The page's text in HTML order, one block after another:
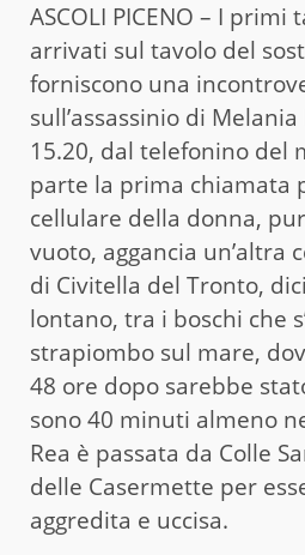
ASCOLI PICENO – I
arrivati sul tavolo del
forniscono una
sull’assassinio di
15.20, dal telefonino del
parte la prima chiamata
cellulare della donna,
vuoto, aggancia un’altra
di Civitella del Tronto,
lontano, tra i boschi che
strapiombo sul mare,
48 ore dopo sarebbe
sono 40 minuti almeno
Rea è passata da Colle
delle Casermette per
aggredita e uccisa.